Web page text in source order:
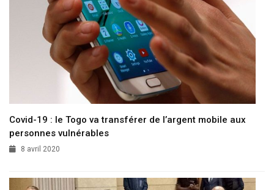
Covid-19 : le Togo va transférer de l’argent mobile aux
personnes vulnérables
8 avril 2020